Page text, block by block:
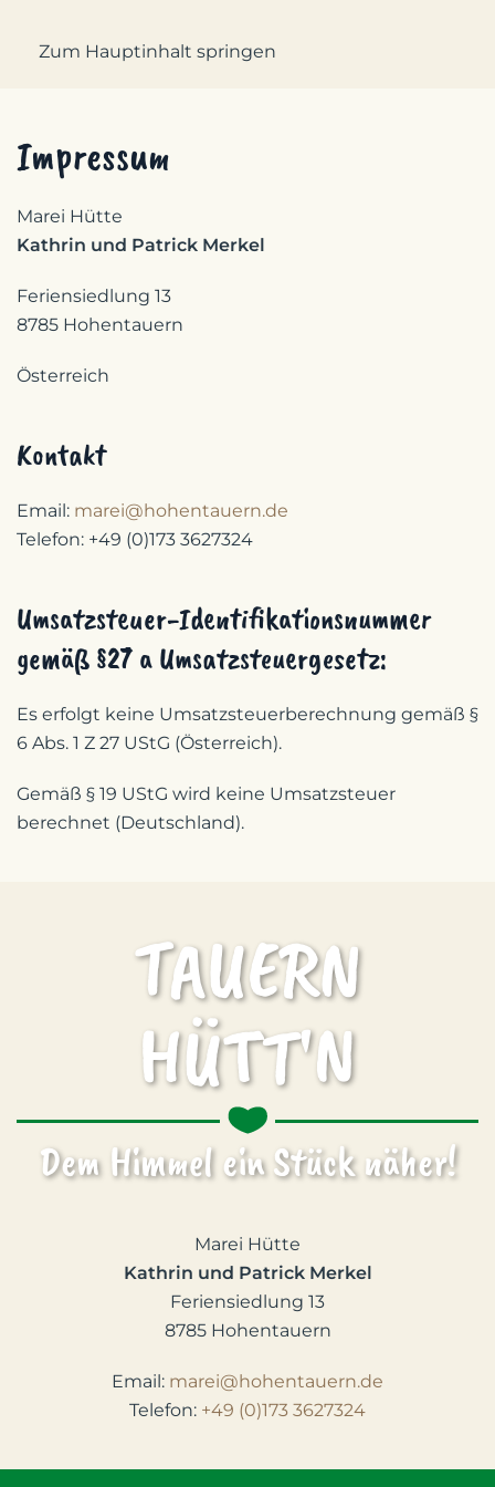
Zum Hauptinhalt springen
Impressum
Marei Hütte
Kathrin und Patrick Merkel
Feriensiedlung 13
8785 Hohentauern
Österreich
Kontakt
Email: marei@hohentauern.de
Telefon: +49 (0)173 3627324
Umsatzsteuer-Identifikationsnummer
gemäß §27 a Umsatzsteuergesetz:
Es erfolgt keine Umsatzsteuerberechnung gemäß §
6 Abs. 1 Z 27 UStG (Österreich).
Gemäß § 19 UStG wird keine Umsatzsteuer
berechnet (Deutschland).
TAUERN
HÜTT'N
Dem Himmel ein Stück näher!
Marei Hütte
Kathrin und Patrick Merkel
Feriensiedlung 13
8785 Hohentauern
Email: marei@hohentauern.de
Telefon: +49 (0)173 3627324